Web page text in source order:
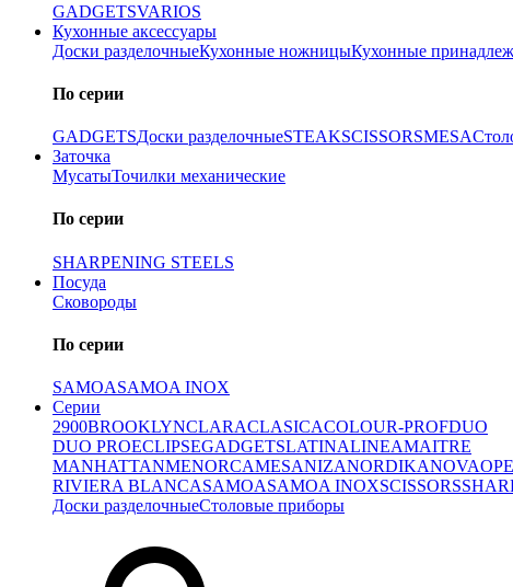
GADGETSVARIOS
Кухонные аксессуары
Доски разделочныеКухонные ножницыКухонные
По серии
GADGETSДоски разделочныеSTEAKSCISSORSMESA
Заточка
МусатыТочилки механические
По серии
SHARPENING STEELS
Посуда
Сковороды
По серии
SAMOASAMOA INOX
Серии
2900BROOKLYNCLARACLASICACOLOUR-PROFDUO
DUO PROECLIPSEGADGETSLATINALINEAMAITRE
MANHATTANMENORCAMESANIZANORDIKANOVA
RIVIERA BLANCASAMOASAMOA INOXSCISSORS
Доски разделочныеСтоловые приборы